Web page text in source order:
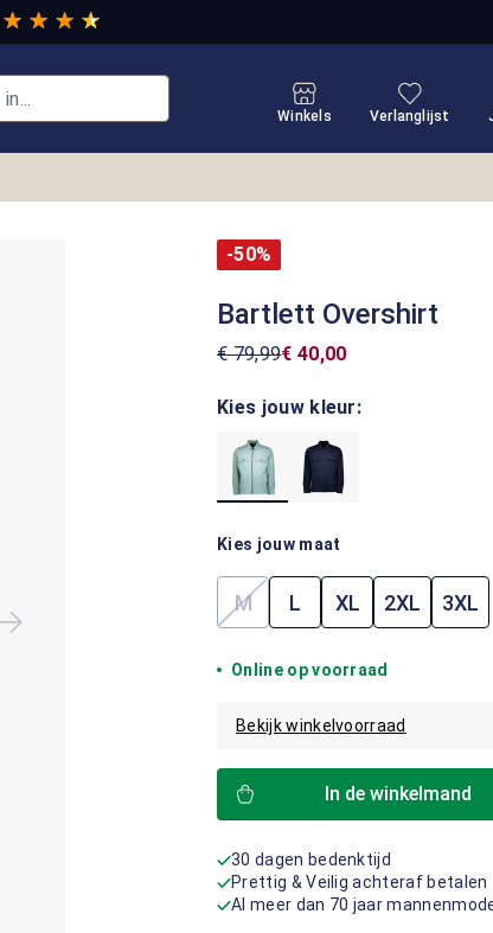
Winkels
Je hebt
Verlanglijst
-50%
Bartlett Overshirt
€ 79,99€ 40,00
Kies jouw kleur:
Kies jouw maat
M(Deze optie is momenteel
L XL 2XL 3XL
Online op voorraad
Bekijk winkelvoorraad
In de winkelmand
30 dagen bedenktijd
Prettig & Veilig achteraf betalen
Al meer dan 70 jaar